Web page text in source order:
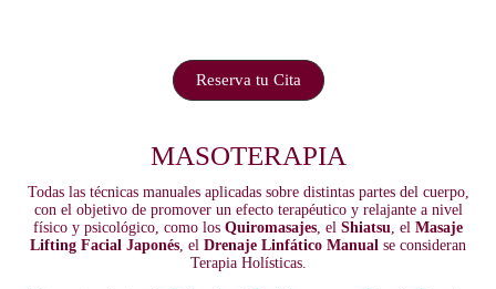
Reserva tu Cita
MASOTERAPIA
Todas las técnicas manuales aplicadas sobre distintas partes del cuerpo,
con el objetivo de promover un efecto terapéutico y relajante a nivel
físico y psicológico, como los Quiromasajes, el Shiatsu, el Masaje
Lifting Facial Japonés, el Drenaje Linfático Manual se consideran
Terapia Holísticas.